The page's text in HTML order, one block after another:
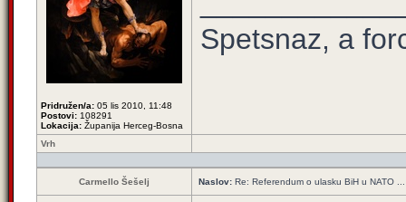
Pridružen/a: 05 lis 2010, 11:48
Postovi: 108291
Lokacija: Županija Herceg-Bosna
Spetsnaz, a
Vrh
Carmello Šešelj Naslov: Re: Referendum o ulasku BiH u NATO ...